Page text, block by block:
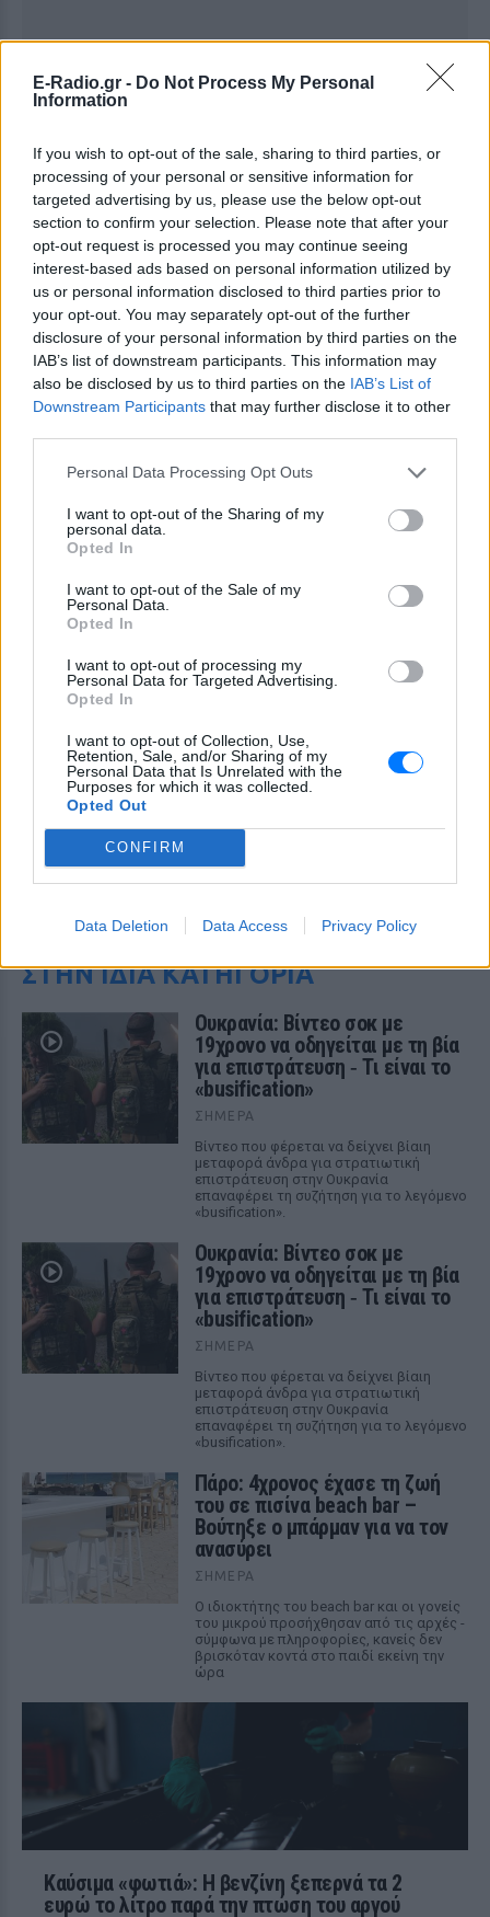
E-Radio.gr - Do Not Process My Personal
Information
If you wish to opt-out of the sale, sharing to third parties, or
processing of your personal or sensitive information for
targeted advertising by us, please use the below opt-out
section to confirm your selection. Please note that after your
opt-out request is processed you may continue seeing
interest-based ads based on personal information utilized by
us or personal information disclosed to third parties prior to
your opt-out. You may separately opt-out of the further
disclosure of your personal information by third parties on the
IAB’s list of downstream participants. This information may
also be disclosed by us to third parties on the IAB’s List of
Downstream Participants that may further disclose it to other
Personal Data Processing Opt Outs
I want to opt-out of the Sharing of my
personal data.
Opted In
I want to opt-out of the Sale of my
Personal Data.
Opted In
I want to opt-out of processing my
Personal Data for Targeted Advertising.
Opted In
I want to opt-out of Collection, Use,
Retention, Sale, and/or Sharing of my
Personal Data that Is Unrelated with the
Purposes for which it was collected.
Opted Out
CONFIRM
Data Deletion Data Access Privacy Policy
Ακολουθήστε το E-Radio.gr στο
Google News
και μάθετε πρώτοιτα πιο hot νέα.
Για ακόμη περισσότερα νέα, μπείτε στηνροή
ειδήσεωντου E-Daily.gr
Ακολουθήστε το E-Radio.gr και στο Instagram
ΔΙΑΦΗΜΙΣΗ
ΔΕΙΤΕ ΕΠΙΣΗΣ
ΣΤΗΝ ΙΔΙΑ ΚΑΤΗΓΟΡΙΑ
Ουκρανία: Βίντεο σοκ με
19χρονο να οδηγείται με τη βία
για επιστράτευση ‑ Τι είναι το
«busification»
ΣΉΜΕΡΑ
Βίντεο που φέρεται να δείχνει βίαιη
μεταφορά άνδρα για στρατιωτική
επιστράτευση στην Ουκρανία
επαναφέρει τη συζήτηση για το λεγόμενο
«busification».
Ουκρανία: Βίντεο σοκ με
19χρονο να οδηγείται με τη βία
για επιστράτευση ‑ Τι είναι το
«busification»
ΣΉΜΕΡΑ
Βίντεο που φέρεται να δείχνει βίαιη
μεταφορά άνδρα για στρατιωτική
επιστράτευση στην Ουκρανία
επαναφέρει τη συζήτηση για το λεγόμενο
«busification».
Πάρο: 4χρονος έχασε τη ζωή
του σε πισίνα beach bar –
Βούτηξε ο μπάρμαν για να τον
ανασύρει
ΣΉΜΕΡΑ
Ο ιδιοκτήτης του beach bar και οι γονείς
του μικρού προσήχθησαν από τις αρχές -
σύμφωνα με πληροφορίες, κανείς δεν
βρισκόταν κοντά στο παιδί εκείνη την
ώρα
Καύσιμα «φωτιά»: Η βενζίνη ξεπερνά τα 2
ευρώ το λίτρο παρά την πτώση του αργού